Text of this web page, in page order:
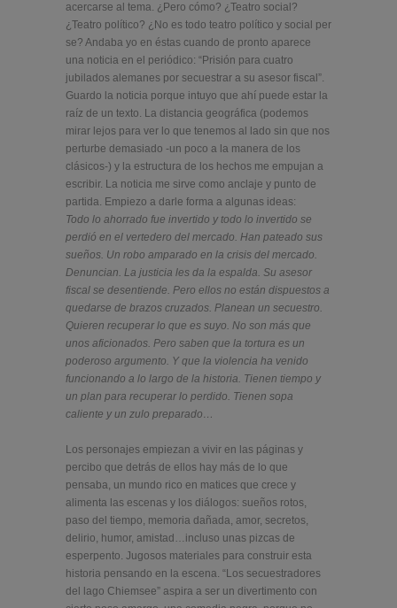
acercarse al tema. ¿Pero cómo? ¿Teatro social?
¿Teatro político? ¿No es todo teatro político y social per
se? Andaba yo en éstas cuando de pronto aparece
una noticia en el periódico: “Prisión para cuatro
jubilados alemanes por secuestrar a su asesor fiscal”.
Guardo la noticia porque intuyo que ahí puede estar la
raíz de un texto. La distancia geográfica (podemos
mirar lejos para ver lo que tenemos al lado sin que nos
perturbe demasiado -un poco a la manera de los
clásicos-) y la estructura de los hechos me empujan a
escribir. La noticia me sirve como anclaje y punto de
partida. Empiezo a darle forma a algunas ideas:
Todo lo ahorrado fue invertido y todo lo invertido se
perdió en el vertedero del mercado. Han pateado sus
sueños. Un robo amparado en la crisis del mercado.
Denuncian. La justicia les da la espalda. Su asesor
fiscal se desentiende. Pero ellos no están dispuestos a
quedarse de brazos cruzados. Planean un secuestro.
Quieren recuperar lo que es suyo. No son más que
unos aficionados. Pero saben que la tortura es un
poderoso argumento. Y que la violencia ha venido
funcionando a lo largo de la historia. Tienen tiempo y
un plan para recuperar lo perdido. Tienen sopa
caliente y un zulo preparado…
Los personajes empiezan a vivir en las páginas y
percibo que detrás de ellos hay más de lo que
pensaba, un mundo rico en matices que crece y
alimenta las escenas y los diálogos: sueños rotos,
paso del tiempo, memoria dañada, amor, secretos,
delirio, humor, amistad…incluso unas pizcas de
esperpento. Jugosos materiales para construir esta
historia pensando en la escena. “Los secuestradores
del lago Chiemsee” aspira a ser un divertimento con